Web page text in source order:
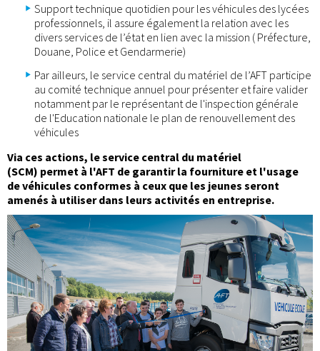
Support technique quotidien pour les véhicules des lycées
professionnels, il assure également la relation avec les
divers services de l’état en lien avec la mission ( Préfecture,
Douane, Police et Gendarmerie)
Par ailleurs, le service central du matériel de l’AFT participe
au comité technique annuel pour présenter et faire valider
notamment par le représentant de l'inspection générale
de l'Education nationale le plan de renouvellement des
véhicules
Via ces actions, le service central du matériel
(SCM) permet à l'AFT de garantir la fourniture et l'usage
de véhicules conformes à ceux que les jeunes seront
amenés à utiliser dans leurs activités en entreprise.